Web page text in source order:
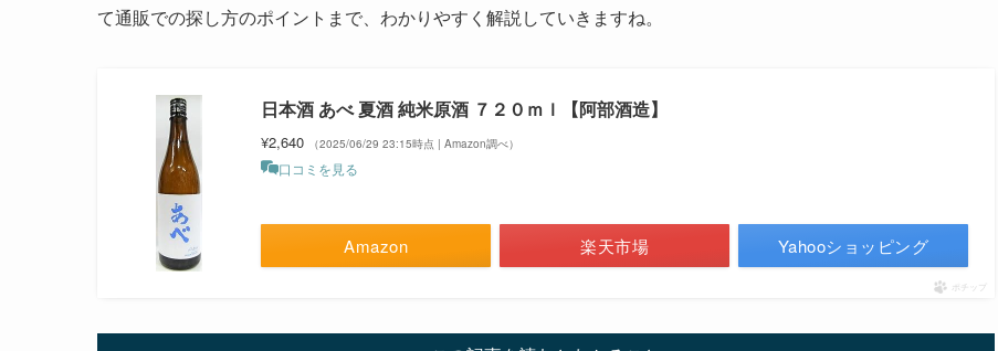
て通販での探し方のポイントまで、わかりやすく解説していきますね。
日本酒 あべ 夏酒 純米原酒 ７２０ｍｌ【阿部酒造】
¥2,640 （2025/06/29 23:15時点 | Amazon調べ）
口コミを見る
Amazon 楽天市場 Yahooショッピング
ポチップ